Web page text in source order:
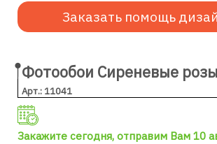
Заказать помощь
Фотообои Сиреневые
Арт.: 11041
Закажите сегодня, отправим Вам 10